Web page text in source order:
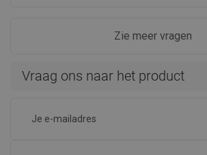
Zie meer vragen
Vraag ons naar het product